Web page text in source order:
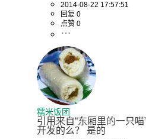
2014-08-22 17:57:51
回复 0
点赞 0
糯米饭团
引用来自“东厢里的一只
开发的么？ 是的